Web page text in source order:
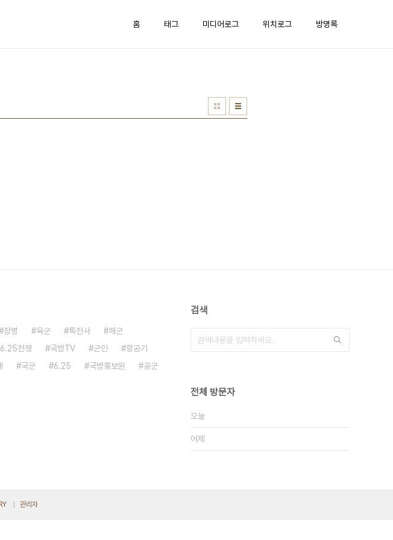
홈 태그 미디어로그 위치로그 방명록
장병 육군 특전사
해군
6.25전쟁 국방TV 군인
항공기
국군 6.25 국방홍보원
공군
검색
전체 방문자
오늘
어제
관리자